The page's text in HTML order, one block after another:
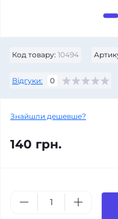
Код товару: 10494
Відгуки: 0
Знайшли дешевше?
140 грн.